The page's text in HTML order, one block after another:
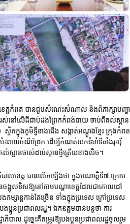
េត្តកំពត បានជួបសំណេះសំណាល និងពិភាក្សាបញ្ហា
នៅលើដីជាប់ដងព្រែកកំពង់បាយ ចាប់ពីគល់ស្ពាន
តក្នុងភូមិទ្វីខាងជើង សង្កាត់អណ្តូងខ្មែរ ក្រុងកំពត
ប៉ះពាល់ចំណីព្រែក ដើម្បីកំណត់យកទំហំទីតាំងរុះរ៉ើ
ល់ស្ពានចាស់ដល់ស្ពានថ្មីត្រើយខាងលិច។
ខេត្ត បានលើកឡើងថា ក្នុងអណាត្តិទី៧ ក្រោម
ង្អុលទិសឱ្យនៅតាមបណ្តាខេត្តដែលជាគោលដៅ
ាន្តកាន់តែច្រើន ទាំងក្នុងប្រទេស ក្រៅប្រទេស
នប្រជាពលរដ្ឋ។ ឯកឧត្តមបានបន្តថា ការ
ាល ដូច្នេះគឺតម្រូវឱ្យបងប្អូនប្រជាពលរដ្ឋចូលរួម